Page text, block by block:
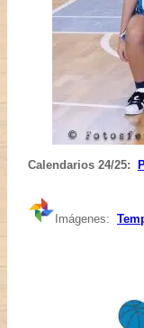
Calendarios 24/25:
Imágenes: